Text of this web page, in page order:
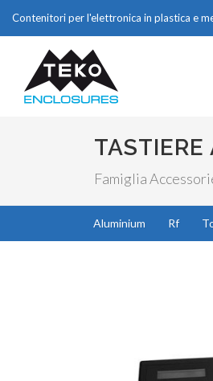
Contenitori per l'elettronica in plastica e
Famiglia
Aluminium Rf